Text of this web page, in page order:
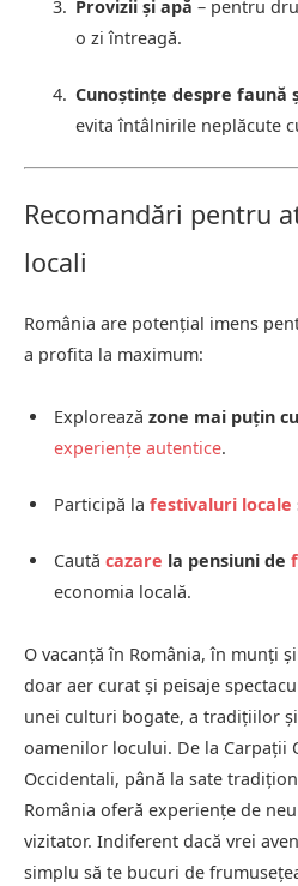
Provizii și apă – pentru
o zi întreagă.
Cunoștințe despre faună
evita întâlnirile neplăcute
Recomandări pentru
locali
România are potențial imens
a profita la maximum:
Explorează zone mai puțin
experiențe autentice.
Participă la festivaluri locale
Caută cazare la pensiuni de
economia locală.
O vacanță în România, în munți
doar aer curat și peisaje
unei culturi bogate, a tradițiilor
oamenilor locului. De la Carpații
Occidentali, până la sate
România oferă experiențe de
vizitator. Indiferent dacă vrei
simplu să te bucuri de